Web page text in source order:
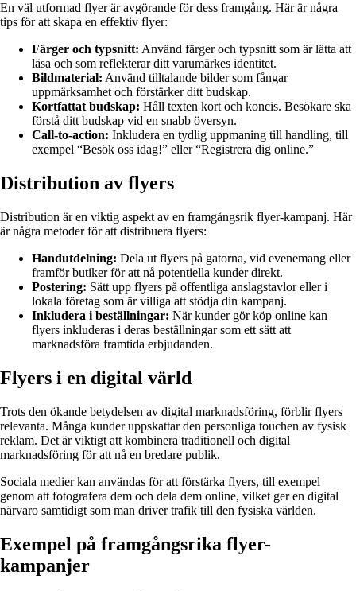
En väl utformad flyer är avgörande för dess framgång. Här är några
tips för att skapa en effektiv flyer:
Färger och typsnitt: Använd färger och typsnitt som är lätta att
läsa och som reflekterar ditt varumärkes identitet.
Bildmaterial: Använd tilltalande bilder som fångar
uppmärksamhet och förstärker ditt budskap.
Kortfattat budskap: Håll texten kort och koncis. Besökare ska
förstå ditt budskap vid en snabb översyn.
Call-to-action: Inkludera en tydlig uppmaning till handling, till
exempel “Besök oss idag!” eller “Registrera dig online.”
Distribution av flyers
Distribution är en viktig aspekt av en framgångsrik flyer-kampanj. Här
är några metoder för att distribuera flyers:
Handutdelning: Dela ut flyers på gatorna, vid evenemang eller
framför butiker för att nå potentiella kunder direkt.
Postering: Sätt upp flyers på offentliga anslagstavlor eller i
lokala företag som är villiga att stödja din kampanj.
Inkludera i beställningar: När kunder gör köp online kan
flyers inkluderas i deras beställningar som ett sätt att
marknadsföra framtida erbjudanden.
Flyers i en digital värld
Trots den ökande betydelsen av digital marknadsföring, förblir flyers
relevanta. Många kunder uppskattar den personliga touchen av fysisk
reklam. Det är viktigt att kombinera traditionell och digital
marknadsföring för att nå en bredare publik.
Sociala medier kan användas för att förstärka flyers, till exempel
genom att fotografera dem och dela dem online, vilket ger en digital
närvaro samtidigt som man driver trafik till den fysiska världen.
Exempel på framgångsrika flyer-
kampanjer